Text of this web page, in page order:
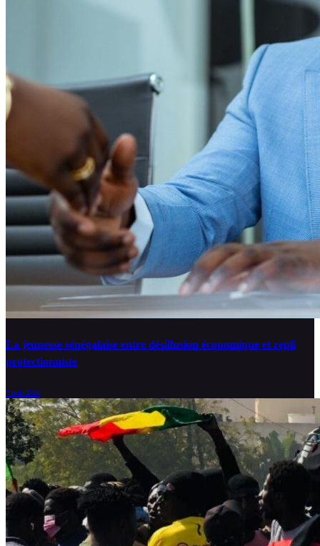
La jeunesse sénégalaise entre désillusion économique et repli
protectionniste
7 août 2026